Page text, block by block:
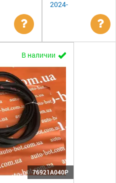
Уточнить
цену
2024-
В наличии
76921A040P